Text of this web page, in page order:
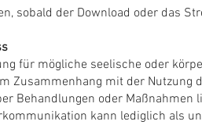
sobald der Download oder das
für mögliche seelische oder
Zusammenhang mit der Nutzung
Behandlungen oder
kann lediglich als